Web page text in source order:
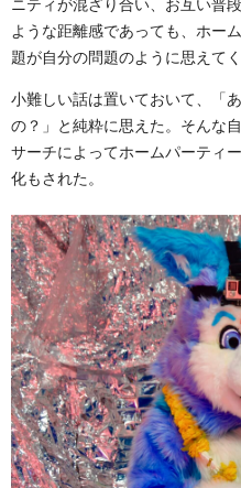
ニティが混ざり合い、お互い普
ような距離感であっても、ホー
題が自分の問題のように思えてく
小難しい話は置いておいて、「
の？」と純粋に思えた。そんな
サーチによってホームパーティ
化もされた。